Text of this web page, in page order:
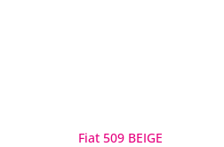
Fiat 509 BEIGE